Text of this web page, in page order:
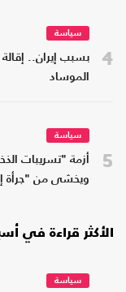
4
سياسة
الموساد
5
سياسة
أزمة "تسريبات
ويخشى من "جرأة
الأكثر قراءة في
سياسة